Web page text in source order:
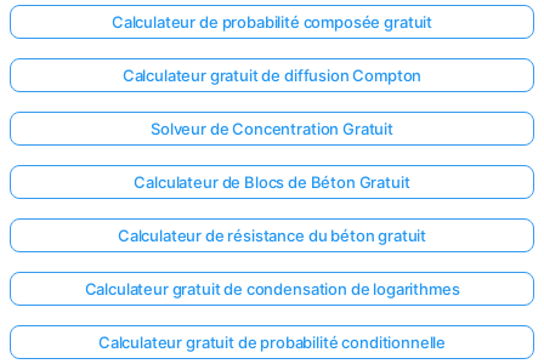
Calculateur de probabilité composée gratuit
Calculateur gratuit de diffusion Compton
Solveur de Concentration Gratuit
Calculateur de Blocs de Béton Gratuit
Calculateur de résistance du béton gratuit
Calculateur gratuit de condensation de logarithmes
Calculateur gratuit de probabilité conditionnelle